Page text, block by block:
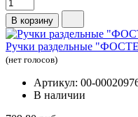
В корзину
Ручки раздельные
(нет голосов)
Артикул: 00-
В наличии